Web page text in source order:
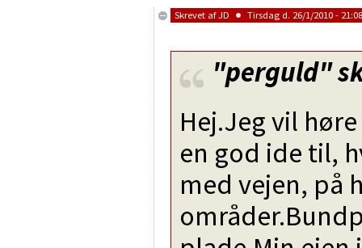
Skrevet afJD Tirsdag d. 26/1/2010 - 21:08
"perguld"
Hej.Jeg vil
en god ide til,
med vejen, på